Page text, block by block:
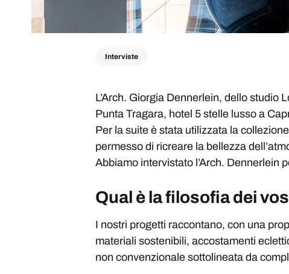
Interviste
L’Arch. Giorgia Dennerlein, dello studio
Punta Tragara, hotel 5 stelle lusso a
Per la suite è stata utilizzata la collezione
permesso di ricreare la bellezza
Abbiamo intervistato l’Arch. Dennerlein
Qual è la filosofia dei
I nostri progetti raccontano, con una
materiali sostenibili, accostamenti
non convenzionale sottolineata da